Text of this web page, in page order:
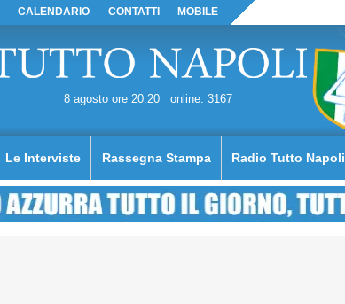
CALENDARIO CONTATTI MOBILE
8 agosto ore 20:20 online: 3167
Le Interviste Rassegna Stampa Radio Tutto Napoli